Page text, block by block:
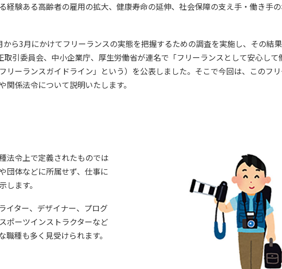
経験ある高齢者の雇用の拡大、健康寿命の延伸、社会保障の支え手・働き手
ら3月にかけてフリーランスの実態を把握するための調査を実施し、その結
引委員会、中小企業庁、厚生労働省が連名で「フリーランスとして安心して
リーランスガイドライン」という）を公表しました。そこで今回は、このフ
係法令について説明いたします。
法令上で定義されたものでは
団体などに所属せず、仕事に
ます。
イター、デザイナー、プログ
ポーツインストラクターなど
種も多く見受けられます。